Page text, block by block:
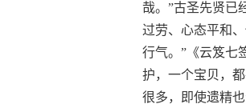
哉。”古圣先贤已
过劳、心态平和
行气。”《云笈七
护，一个宝贝，
很多，即使遗精